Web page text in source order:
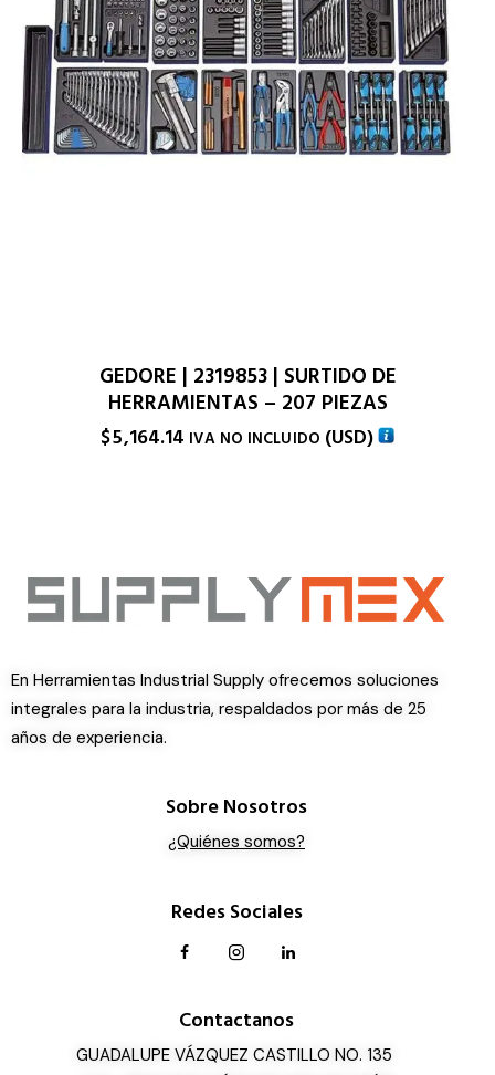
GEDORE | 2319853 | SURTIDO DE
HERRAMIENTAS – 207 PIEZAS
$5,164.14 IVA NO INCLUIDO (USD)
En Herramientas Industrial Supply ofrecemos soluciones
integrales para la industria, respaldados por más de 25
años de experiencia.
Sobre Nosotros
¿Quiénes somos?
Redes Sociales
Contactanos
GUADALUPE VÁZQUEZ CASTILLO NO. 135